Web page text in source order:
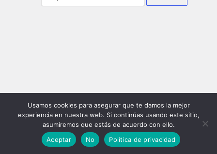
Usamos cookies para asegurar que te damos la mejor
experiencia en nuestra web. Si continúas usando este sitio,
asumiremos que estás de acuerdo con ello.
Aceptar
No Política de privacidad